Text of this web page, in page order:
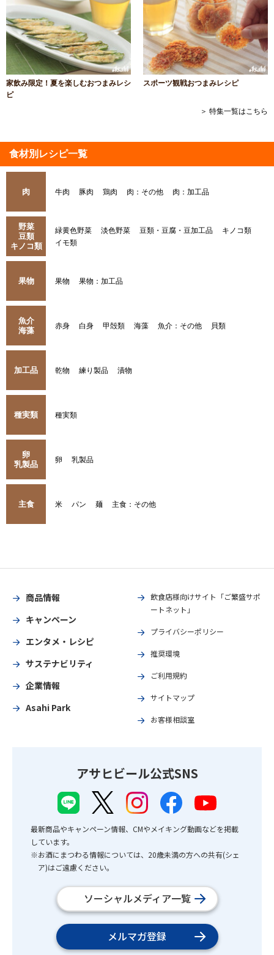
家飲み限定！夏を楽しむおつまみレシ
ピ
スポーツ観戦おつまみレシピ
＞ 特集一覧はこちら
食材別レシピ一覧
肉 牛肉 豚肉 鶏肉 肉：その他 肉：加工品
野菜
豆類
キノコ類
緑黄色野菜 淡色野菜 豆類・豆腐・豆加工品
キノコ類
イモ類
果物 果物 果物：加工品
魚介
海藻
赤身 白身 甲殻類 海藻 魚介：その他 貝類
加工品 乾物 練り製品 漬物
種実類 種実類
卵
乳製品
卵 乳製品
主食 米 パン 麺 主食：その他
商品情報
キャンペーン
エンタメ・レシピ
サステナビリティ
企業情報
Asahi Park
飲食店様向けサイト「ご繁盛サポ
ートネット」
プライバシーポリシー
推奨環境
ご利用規約
サイトマップ
お客様相談室
アサヒビール公式SNS
最新商品やキャンペーン情報、CMやメイキング動画などを掲載
しています。
※お酒にまつわる情報については、20歳未満の方への共有(シェ
ア)はご遠慮ください。
ソーシャルメディア一覧
メルマガ登録